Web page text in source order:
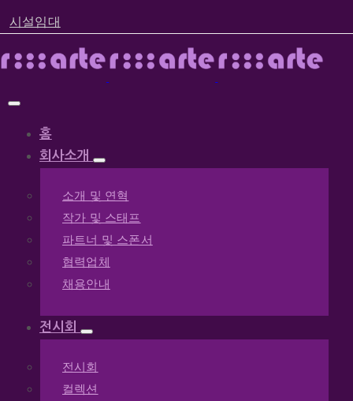
시설임대
홈
회사소개
소개 및 연혁
작가 및 스태프
파트너 및 스폰서
협력업체
채용안내
전시회
전시회
컬렉션